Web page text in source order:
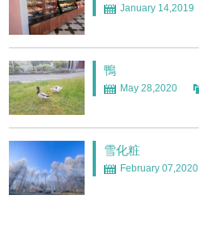
January 14,2019
鴨
May 28,2020
雪化粧
February 07,2020